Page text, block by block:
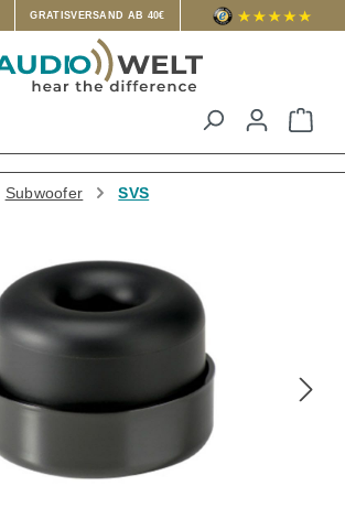
GRATISVERSAND AB 40€
Subwoofer SVS